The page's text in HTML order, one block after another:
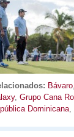
Bávaro,
, Grupo Cana
Dominicana,